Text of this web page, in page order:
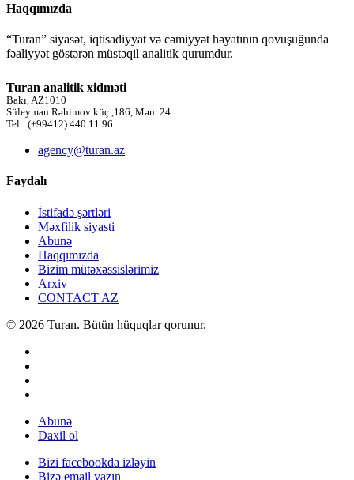
Haqqımızda
“Turan” siyasət, iqtisadiyyat və cəmiyyət həyatının qovuşuğunda
fəaliyyət göstərən müstəqil analitik qurumdur.
Turan analitik xidməti
Bakı, AZ1010
Süleyman Rəhimov küç.,186, Mən. 24
Tel.: (+99412) 440 11 96
agency@turan.az
Faydalı
İstifadə şərtləri
Məxfilik siyasti
Abunə
Haqqımızda
Bizim mütəxəssislərimiz
Arxiv
CONTACT AZ
© 2026 Turan. Bütün hüquqlar qorunur.
Abunə
Daxil ol
Bizi facebookda izləyin
Bizə email yazın